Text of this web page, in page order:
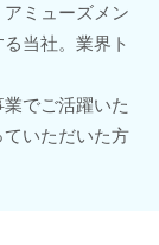
ミューズメン
当社。業界ト
でご活躍いた
いただいた方